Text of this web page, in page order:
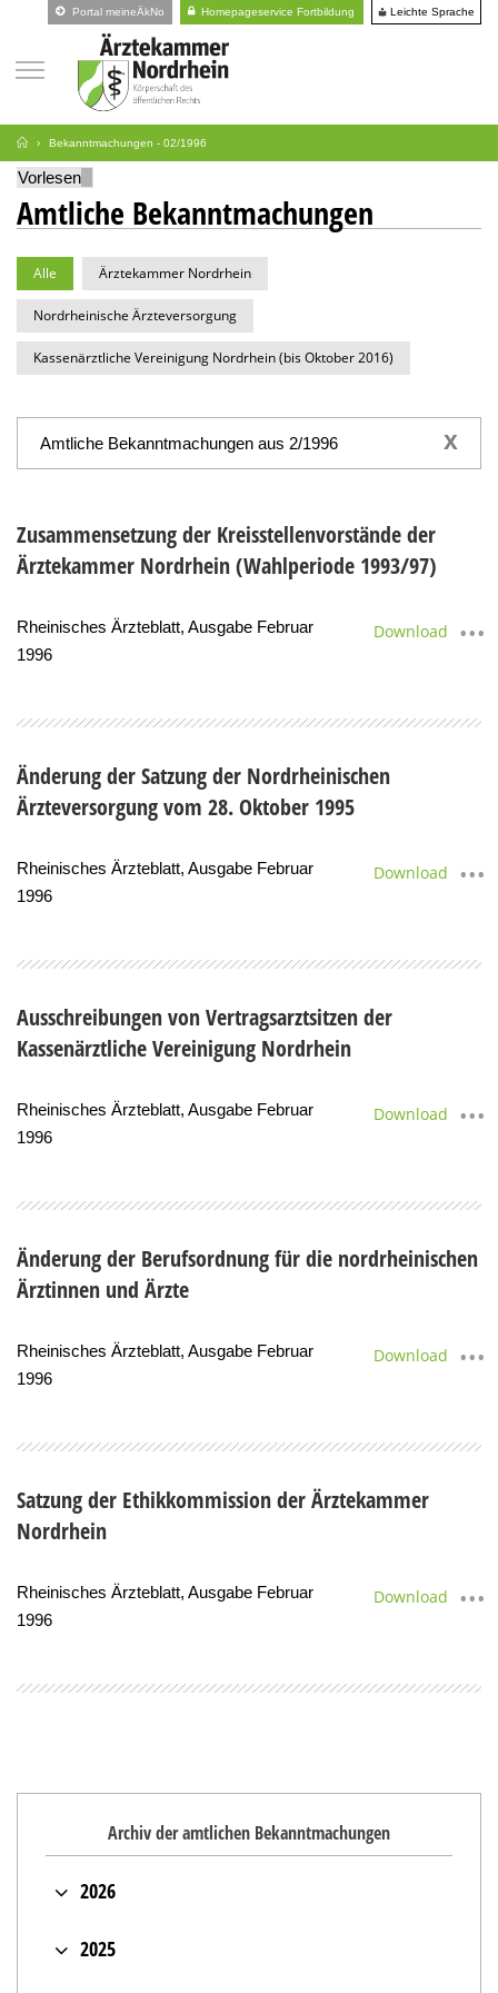
Portal meineÄkNo Homepageservice Fortbildung Leichte Sprache
Bekanntmachungen - 02/1996
Vorlesen
Amtliche Bekanntmachungen
Alle Ärztekammer Nordrhein
Nordrheinische Ärzteversorgung
Kassenärztliche Vereinigung Nordrhein (bis Oktober 2016)
Amtliche Bekanntmachungen aus 2/1996 x
Zusammensetzung der Kreisstellenvorstände der
Ärztekammer Nordrhein (Wahlperiode 1993/97)
Rheinisches Ärzteblatt, Ausgabe Februar
1996
Download
Änderung der Satzung der Nordrheinischen
Ärzteversorgung vom 28. Oktober 1995
Rheinisches Ärzteblatt, Ausgabe Februar
1996
Download
Ausschreibungen von Vertragsarztsitzen der
Kassenärztliche Vereinigung Nordrhein
Rheinisches Ärzteblatt, Ausgabe Februar
1996
Download
Änderung der Berufsordnung für die nordrheinischen
Ärztinnen und Ärzte
Rheinisches Ärzteblatt, Ausgabe Februar
1996
Download
Satzung der Ethikkommission der Ärztekammer
Nordrhein
Rheinisches Ärzteblatt, Ausgabe Februar
1996
Download
Archiv der amtlichen Bekanntmachungen
2026
Mai (2)
2025